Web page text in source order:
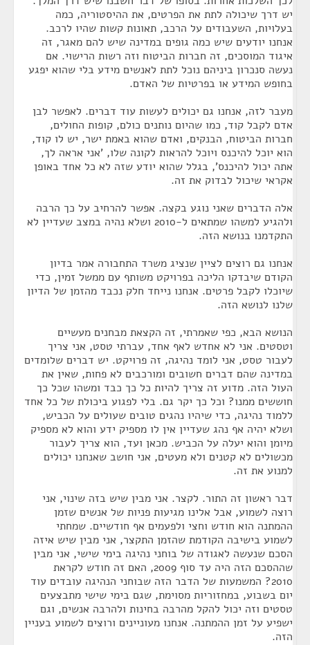
יש דרך שיכולה לתת את הפרטים, את ההיסטוריה, כמה
בעלויות, השעבודים על הרכב, תאונות קשות שהיו לרכב.
אנחנו יודעים שיש כמה גופים במדינה שיש להם מאגר, זה
איגוד המוסכים, זה חברות הביטוח וזה רשות הרישוי. אם
נעשה סנכרון ביניהם נוכל לתת לאנשים מידע בלי שהוא יפגע
בחופש המידע או בפרטיות של האדם.
מעבר לזה, אנחנו גם יכולים לעשות עוד דברים. לאפשר לבן
אדם לקבל קוד, כמו שהיום נותנים כולם, קופות החולים,
חברות הביטוח, הבנקים, ואדם שהוא באמת ישר, יש לו קוד,
הוא יוכל להיכנס ויוכל להראות לקונה שלו, 'אני אראה לך,
אתה יכול להיכנס', בגלל שהוא יודע שזה לא כל אחד באופן
אקראי שיכול לבדוק את זה.
אלה הדברים שאני נוגע בקצה. אפשר להרחיב על כך הרבה
ולהגיע למשהו שמתאים ל-2010 ושלא נהיה במצב שעדיין לא
התקדמנו בנושא הזה.
אנחנו גם רוצים לציין שנציג משרד התחבורה אמר בדיון
הקודם שיבדקו הליכה בפרויקט משותף עם ממשל זמין, כדי
שיוכלו לקבל פרטים. אנחנו נייחד חלק נכבד מהזמן של הדיון
שלנו לנושא הזה.
הנושא הבא, כפי שאמרתי, זה הקצאת מבחנים מעשיים
וטסטים. אני לא אחדש לאף אחד, עברתי טסט, אני צריך
לעבור טסט, אני לומד נהיגה, זה פרויקט. יש דברים שלומדים
במדינה שהם דברים חשובים ומורכבים לא פחות, שאין את
העול הזה. מדוע זה צריך להיות כל כך כבד ומשהו שכל כך
חוששים ממנו? וכל כך יקר גם. בלי לפגוע ביכולת של כל אחד
ללמוד נהיגה, כדי שיהיו נהגים טובים שעולים על הכביש,
ושלא יהיה אף נהג שעדיין אין לו מספיק ידע והוא לא מספיק
מיומן והוא יעלה על הכביש. מכאן ועד, הוא צריך לעבור
מכשולים לא קטנים ולא מעטים, אני חושב שאנחנו יכולים
למנוע את זה.
דבר ראשון זה התור. לקצר. אני מבין שיש בזה שינוי, אני
רוצה לשמוע, אבל אלינו מגיעות פניות של אנשים שזמן
ההמתנה הוא חודש וחצי ולפעמים אף חודשיים. שמחתי
לשמוע בישיבה הקודמת שהזמן התקצר, אני מבין שיש איזה
הסכם שנעשה לאגודה של בוחני נהיגה בימי שישי, אני מבין
שההסכם הזה היה עד סוף 2009, האם זה חודש לקראת
2010? המשמעות של הדבר הזה שבוחני הנהיגה עובדים עוד
יום בשבוע, במחזוריות מסוימת, שגם בימי שישי מתבצעים
טסטים וזה יכול להקל מהרבה בחינות ולהרבה אנשים, וגם
ישפיע על זמן ההמתנה. אנחנו מעוניינים ורוצים לשמוע בעניין
הזה.